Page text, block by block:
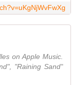
on Apple Music.
"Raining Sand"